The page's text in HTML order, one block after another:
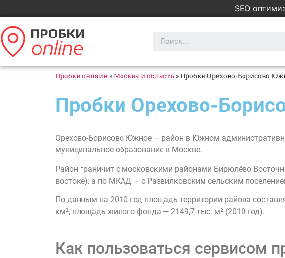
SEO
Пробки онлайн »Москва и область »Пробки Орехово-Борисово
Пробки Орехово-
Орехово-Борисово Южное — район в Южном
муниципальное образование в Москве.
Район граничит с московскими районами Бирюлёво
востоке), а по МКАД — с Развилковским сельским
По данным на 2010 год площадь территории района
км², площадь жилого фонда — 2149,7 тыс. м² (2010 год).
Как пользоваться сервисом